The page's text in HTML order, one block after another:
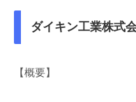
ダイキン工業株式
【概要】